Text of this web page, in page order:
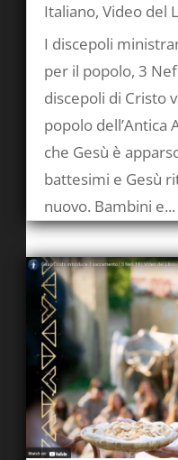
Italiano,Video del
I discepoli
per il popolo, 3
discepoli di Cristo
popolo dell’Antica
che Gesù è
battesimi e Gesù
nuovo. Bambini e...